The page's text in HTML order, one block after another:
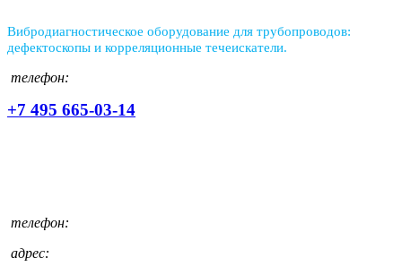
Вибродиагностическое оборудование для трубопроводов:
дефектоскопы и корреляционные течеискатели.
телефон:
+7 495 665-03-14
телефон:
адрес: